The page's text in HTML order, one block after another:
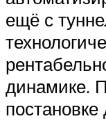
ещё с
динамике.
постановке